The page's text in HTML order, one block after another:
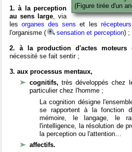
(Figure tirée d'un
1. à la perception
au sens large, via
lesorganes des sens et les
l'organisme (
sensation et perception) ;
2. à la production d'actes moteurs
nécessité se fait sentir ;
3. aux processus mentaux,
cognitifs,très développés chez
particulier chez l'homme ;
La cognition désigne
se rapportent à la fonction
mémoire, le langage, le
l'intelligence, la résolution de
la perception ou l'attention…
affectifs.